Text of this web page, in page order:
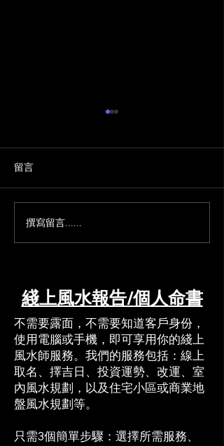
線上風水服務收費透明：
清楚報價後才付款，絕無
留言
撰寫留言......
綫上風水報告/個人命書
​​不需要露面，不需要知道客戶身份，
使用電腦或手機，即可享用你的綫上
風水師服務。我們的服務包括：線上
取名、擇吉日、投資運勢、改運、室
內風水規劃，以及住宅小區或商業地
盤風水規劃等。​
只需3個簡單步驟：選擇所需服務、